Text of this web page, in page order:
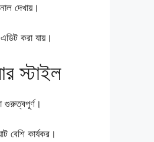
দেখায়।
করা যায়।
স্টাইল
গুরুত্বপূর্ণ।
কার্যকর।